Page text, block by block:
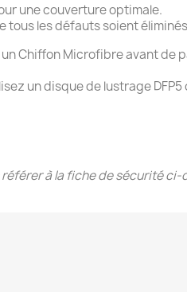
une couverture optimale.
tous les défauts soient
Chiffon Microfibre avant de
un disque de lustrage DFP5
à la fiche de sécurité ci-